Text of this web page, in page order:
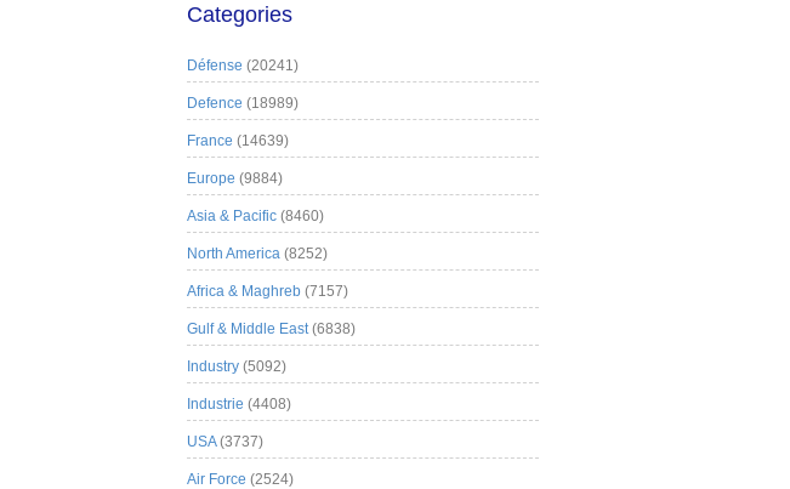
Categories
Défense (20241)
Defence (18989)
France (14639)
Europe (9884)
Asia & Pacific (8460)
North America (8252)
Africa & Maghreb (7157)
Gulf & Middle East(6838)
Industry (5092)
Industrie (4408)
USA(3737)
Air Force (2524)